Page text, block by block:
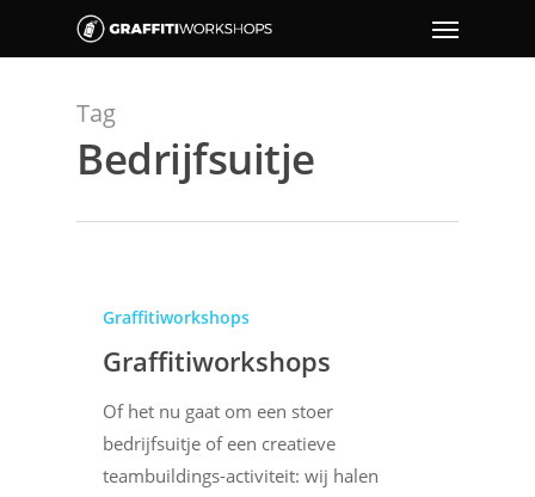
Tag
Bedrijfsuitje
Graffitiworkshops
Graffitiworkshops
Of het nu gaat om een stoer
bedrijfsuitje of een creatieve
teambuildings-activiteit: wij halen